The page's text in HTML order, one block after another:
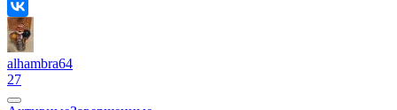
alhambra64
27